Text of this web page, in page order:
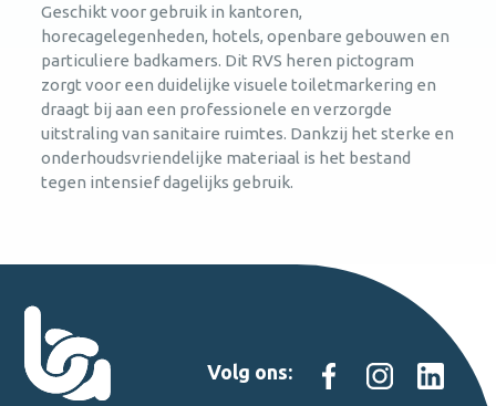
Geschikt voor gebruik in kantoren,
horecagelegenheden, hotels, openbare gebouwen en
particuliere badkamers. Dit RVS heren pictogram
zorgt voor een duidelijke visuele toiletmarkering en
draagt bij aan een professionele en verzorgde
uitstraling van sanitaire ruimtes. Dankzij het sterke en
onderhoudsvriendelijke materiaal is het bestand
tegen intensief dagelijks gebruik.
Volg ons: